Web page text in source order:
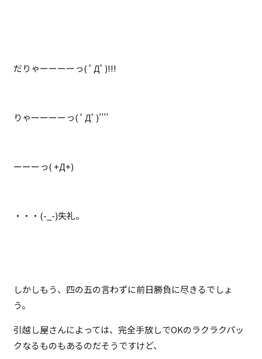
だりゃーーーーっ( ﾟДﾟ)!!!
りゃーーーーっ( ﾟДﾟ)’’’’
ーーーっ( +Д+)
・・・(-_-)失礼。
しかしもう、四の五の言わずに前日勝負に尽きるでしょ
う。
引越し屋さんによっては、完全手放しでOKのラクラクパッ
クなるものもあるのだそうですけど、